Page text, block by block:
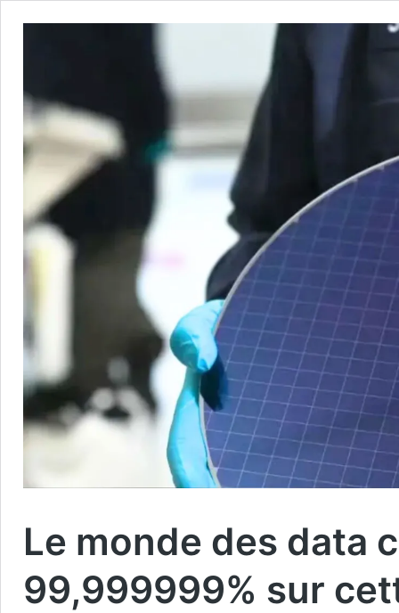
Le monde des data
99,999999% sur